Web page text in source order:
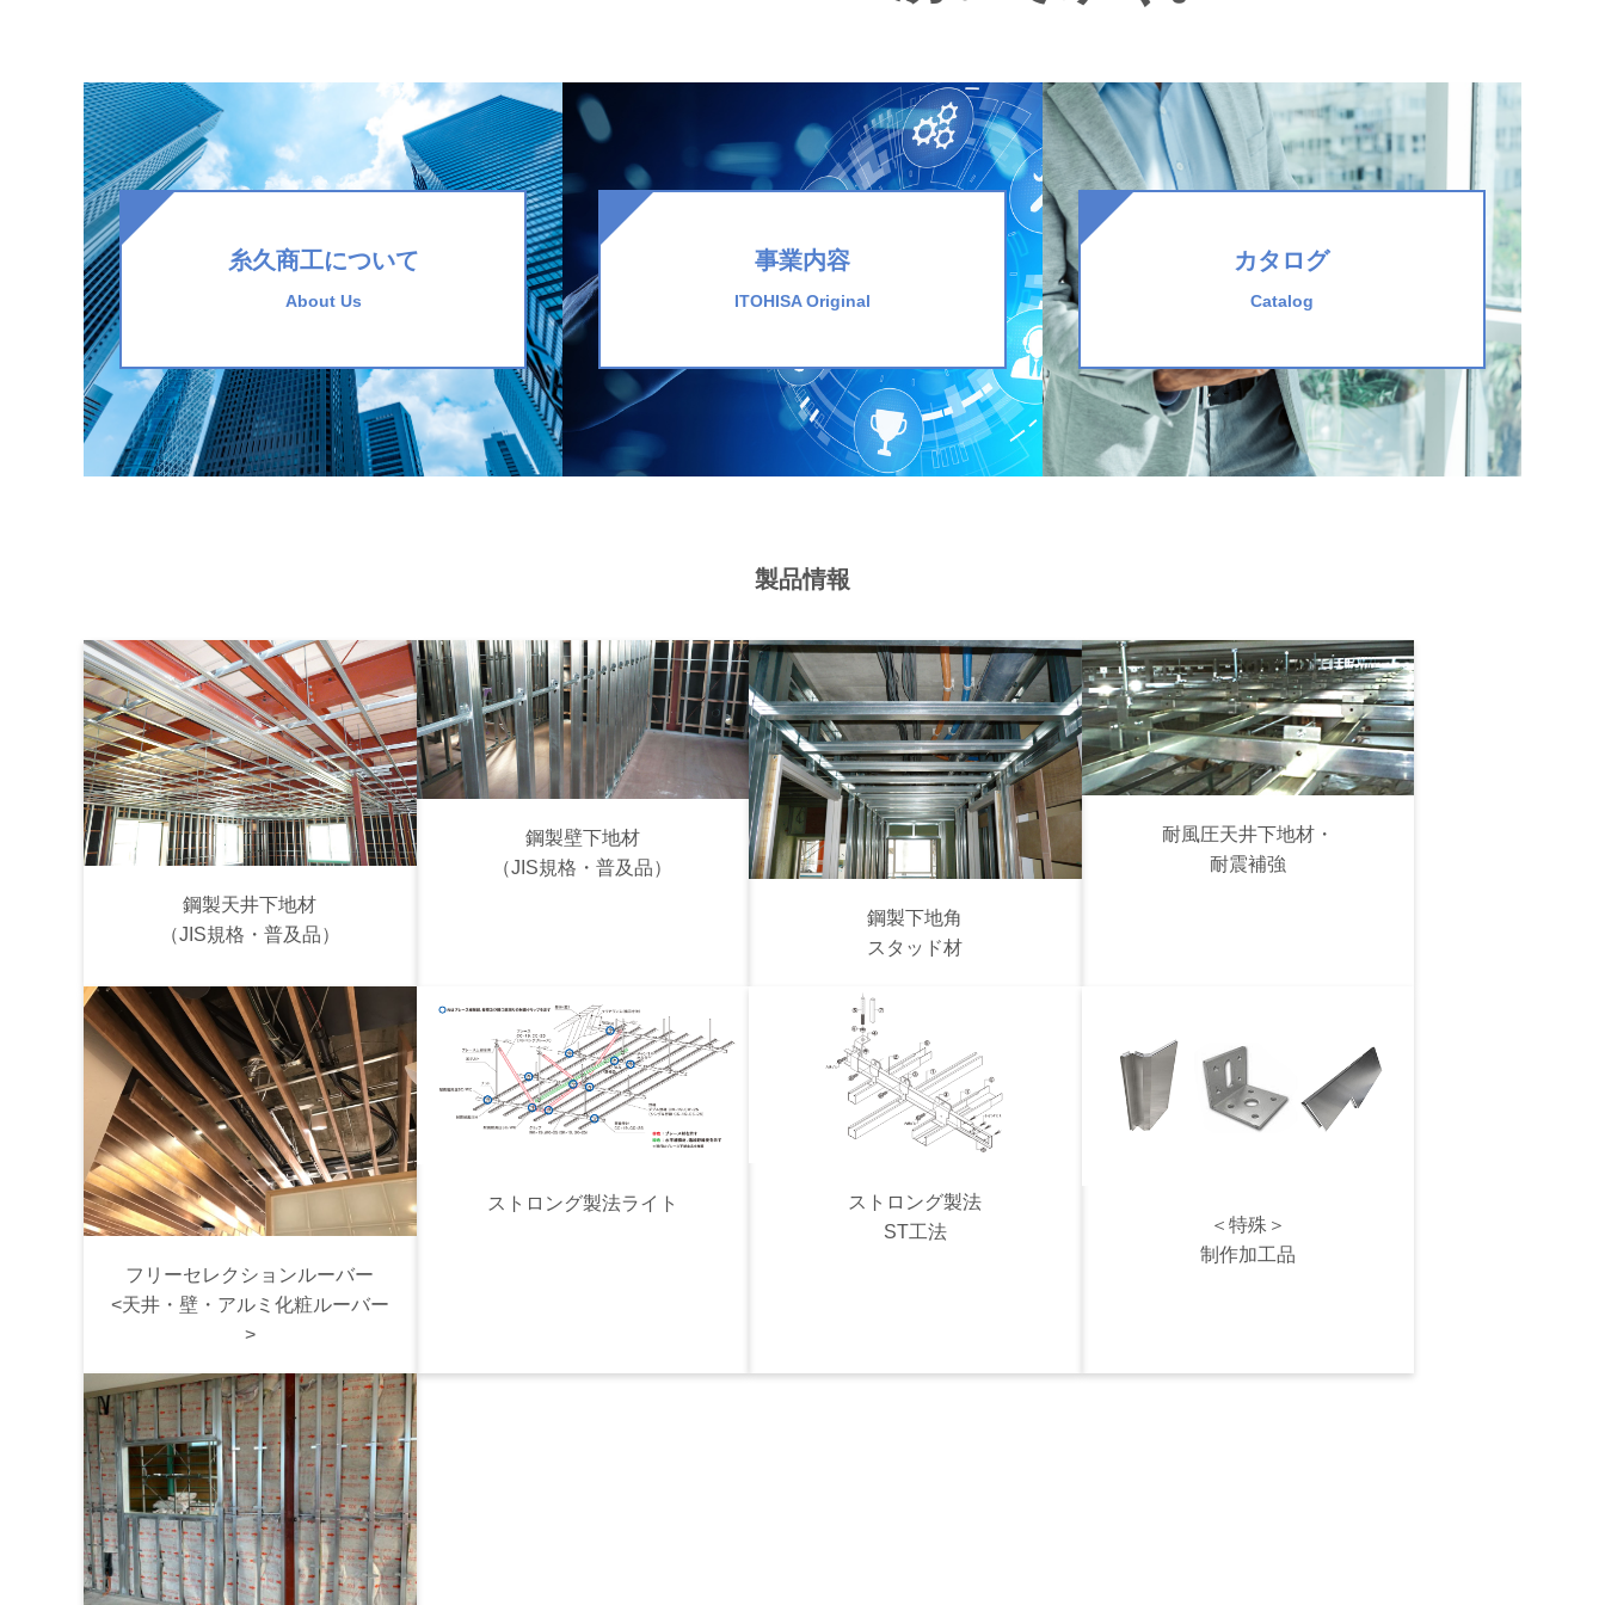
糸久商工について
About Us
事業内容
ITOHISA Original
カタログ
Catalog
製品情報
鋼製天井下地材
（JIS規格・普及品）
鋼製壁下地材
（JIS規格・普及品）
鋼製下地角
スタッド材
耐風圧天井下地材・
耐震補強
フリーセレクションルーバー
<天井・壁・アルミ化粧ルーバー
>
ストロング製法ライト
ストロング製法
ST工法
＜特殊＞
制作加工品